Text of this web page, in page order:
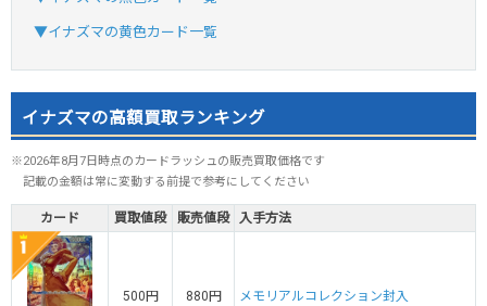
▼イナズマの黄色カード一覧
イナズマの高額買取ランキング
※2026年8月7日時点のカードラッシュの販売買取価格です
記載の金額は常に変動する前提で参考にしてください
カード 買取値段 販売値段 入手方法
500円 880円 メモリアルコレクション封入